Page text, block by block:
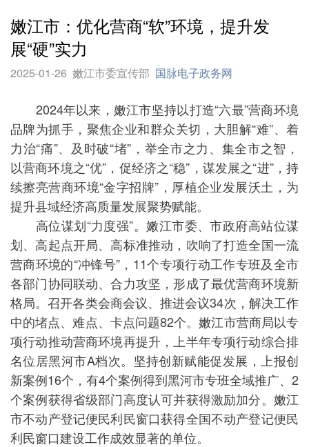
嫩江市：优化营商“软”环境，提升发
展“硬”实力
2025-01-26 嫩江市委宣传部 国脉电子政务网
2024年以来，嫩江市坚持以打造“六最”营商环境
品牌为抓手，聚焦企业和群众关切，大胆解“难”、着
力治“痛”、及时破“堵”，举全市之力、集全市之智，
以营商环境之“优”，促经济之“稳”，谋发展之“进”，持
续擦亮营商环境“金字招牌”，厚植企业发展沃土，为
提升县域经济高质量发展聚势赋能。
高位谋划“力度强”。嫩江市委、市政府高站位谋
划、高起点开局、高标准推动，吹响了打造全国一流
营商环境的“冲锋号”，11个专项行动工作专班及全市
各部门协同联动、合力攻坚，形成了最优营商环境新
格局。召开各类会商会议、推进会议34次，解决工作
中的堵点、难点、卡点问题82个。嫩江市营商局以专
项行动推动营商环境再提升，上半年专项行动综合排
名位居黑河市A档次。坚持创新赋能促发展，上报创
新案例16个，有4个案例得到黑河市专班全域推广、2
个案例获得省级部门高度认可并获得激励加分。嫩江
市不动产登记便民利民窗口获得全国不动产登记便民
利民窗口建设工作成效显著的单位。